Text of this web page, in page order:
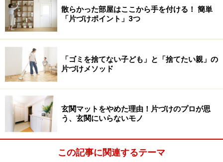
散らかった部屋はここから手を付ける！ 簡単
「片づけポイント」3つ
「ゴミを捨てない子ども」と「捨てたい親」の
片づけメソッド
玄関マットをやめた理由！片づけのプロが思
う、玄関にいらないモノ
この記事に関連するテーマ